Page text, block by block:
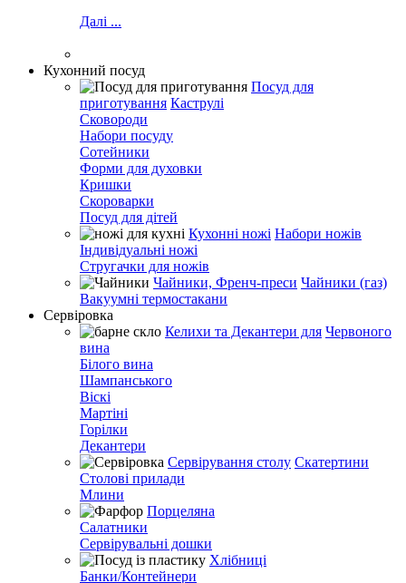
Далі ...
Кухонний посуд
Посуд для
приготування Каструлі
Сковороди
Набори посуду
Сотейники
Форми для духовки
Кришки
Скороварки
Посуд для дітей
Кухонні ножі Набори ножів
Індивідуальні ножі
Стругачки для ножів
Чайники, Френч-преси Чайники (газ)
Вакуумні термостакани
Сервіровка
Келихи та Декантери для Червоного
вина
Білого вина
Шампанського
Віскі
Мартіні
Горілки
Декантери
Сервірування столу Скатертини
Столові прилади
Млини
Порцеляна
Салатники
Сервірувальні дошки
Хлібниці
Банки/Контейнери